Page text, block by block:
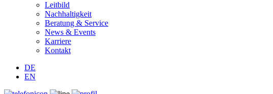
Leitbild
Nachhaltigkeit
Beratung & Service
News & Events
Karriere
Kontakt
DE
EN